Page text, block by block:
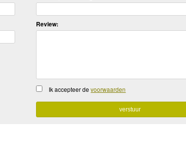
Review:
Ik accepteer devoorwaarden